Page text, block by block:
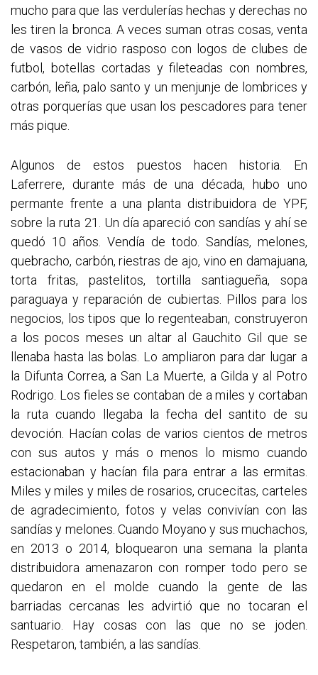
mucho para que las verdulerías hechas y derechas no
les tiren la bronca. A veces suman otras cosas, venta
de vasos de vidrio rasposo con logos de clubes de
futbol, botellas cortadas y fileteadas con nombres,
carbón, leña, palo santo y un menjunje de lombrices y
otras porquerías que usan los pescadores para tener
más pique.
Algunos de estos puestos hacen historia. En
Laferrere, durante más de una década, hubo uno
permante frente a una planta distribuidora de YPF,
sobre la ruta 21. Un día apareció con sandías y ahí se
quedó 10 años. Vendía de todo. Sandías, melones,
quebracho, carbón, riestras de ajo, vino en damajuana,
torta fritas, pastelitos, tortilla santiagueña, sopa
paraguaya y reparación de cubiertas. Pillos para los
negocios, los tipos que lo regenteaban, construyeron
a los pocos meses un altar al Gauchito Gil que se
llenaba hasta las bolas. Lo ampliaron para dar lugar a
la Difunta Correa, a San La Muerte, a Gilda y al Potro
Rodrigo. Los fieles se contaban de a miles y cortaban
la ruta cuando llegaba la fecha del santito de su
devoción. Hacían colas de varios cientos de metros
con sus autos y más o menos lo mismo cuando
estacionaban y hacían fila para entrar a las ermitas.
Miles y miles y miles de rosarios, crucecitas, carteles
de agradecimiento, fotos y velas convivían con las
sandías y melones. Cuando Moyano y sus muchachos,
en 2013 o 2014, bloquearon una semana la planta
distribuidora amenazaron con romper todo pero se
quedaron en el molde cuando la gente de las
barriadas cercanas les advirtió que no tocaran el
santuario. Hay cosas con las que no se joden.
Respetaron, también, a las sandías.